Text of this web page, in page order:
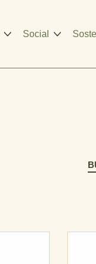
Social